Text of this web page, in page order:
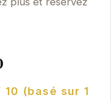
10 (basé sur 1